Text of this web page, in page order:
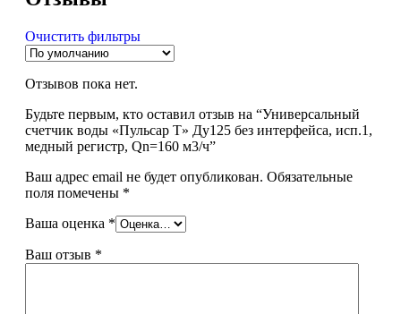
Очистить фильтры
Отзывов пока нет.
Будьте первым, кто оставил отзыв на “Универсальный
счетчик воды «Пульсар Т» Ду125 без интерфейса, исп.1,
медный регистр, Qn=160 м3/ч”
Ваш адрес email не будет опубликован. Обязательные
поля помечены *
Ваша оценка *
Ваш отзыв *